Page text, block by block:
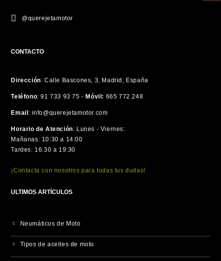
@querejetamotor
CONTACTO
Dirección: Calle Bascones, 3, Madrid, España
Teléfono: 91 733 93 75 - Móvil: 665 772 248
Email : info@querejetamotor.com
Horario de Atención: Lunes - Viernes:
Mañanas: 10:30 a 14:00
Tardes: 16:30 a 19:30
¡Contacta con nosotros para todas tus dudas!
ULTIMOS ARTÍCULOS
Neumáticos de Moto
Tipos de aceites de moto